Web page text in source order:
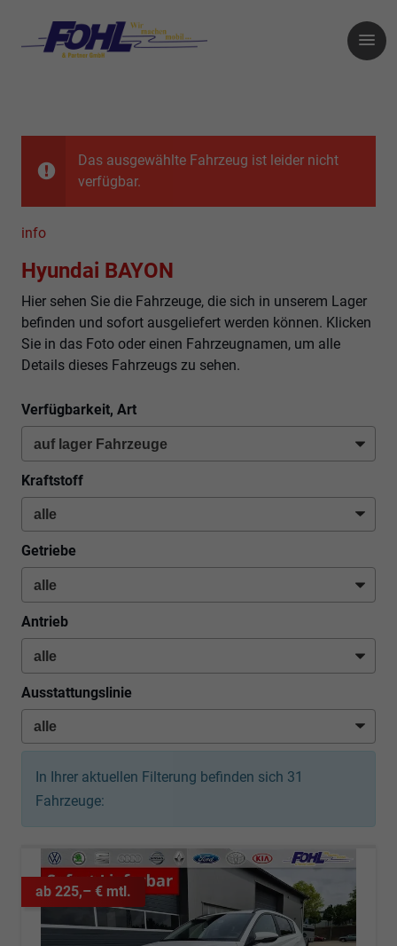
Das ausgewählte Fahrzeug ist leider nicht
verfügbar.
info
Hyundai BAYON
Hier sehen Sie die Fahrzeuge, die sich in unserem Lager
befinden und sofort ausgeliefert werden können. Klicken
Sie in das Foto oder einen Fahrzeugnamen, um alle
Details dieses Fahrzeugs zu sehen.
Verfügbarkeit, Art
Kraftstoff
Getriebe
Antrieb
Ausstattungslinie
In Ihrer aktuellen Filterung befinden sich 31
Fahrzeuge:
ab 225,– € mtl.